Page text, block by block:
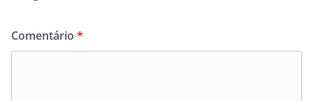
Comentário *